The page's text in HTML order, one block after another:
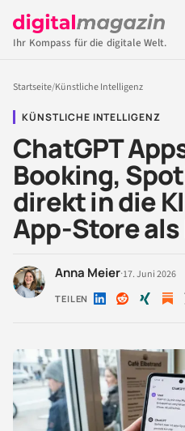
Ihr Kompass für die digitale Welt.
Startseite/Künstliche Intelligenz
KÜNSTLICHE INTELLIGENZ
ChatGPT
Booking,
direkt in die
App-Store
Anna Meier·17. Juni 2026
TEILEN Auf Auf Auf